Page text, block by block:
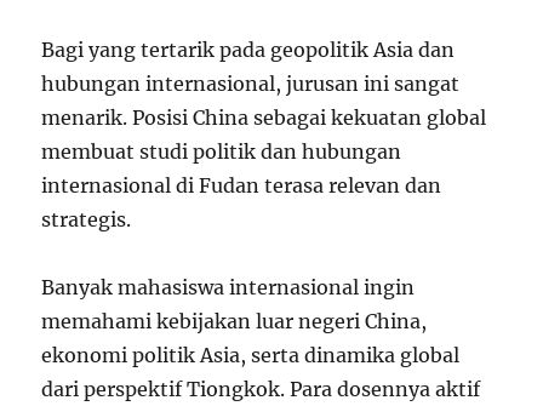
Bagi yang tertarik pada geopolitik Asia dan
hubungan internasional, jurusan ini sangat
menarik. Posisi China sebagai kekuatan global
membuat studi politik dan hubungan
internasional di Fudan terasa relevan dan
strategis.
Banyak mahasiswa internasional ingin
memahami kebijakan luar negeri China,
ekonomi politik Asia, serta dinamika global
dari perspektif Tiongkok. Para dosennya aktif